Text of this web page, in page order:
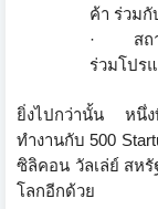
ค้า ร่วม
· ส
ร่วมโปร
ยิ่งไปกว่านั้น หนึ่ง
ทำงานกับ 500
ซิลิคอน วัลเล่ย์ สหรั
โลกอีกด้วย